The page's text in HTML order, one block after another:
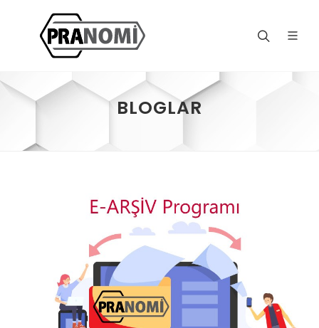
BLOGLAR